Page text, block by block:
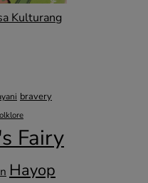
Kulturang
bravery
Fairy
Hayop